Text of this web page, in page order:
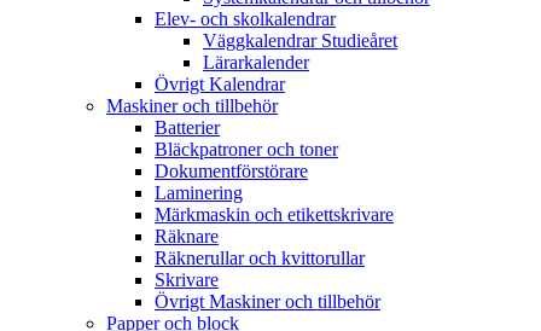
Elev- och skolkalendrar
Väggkalendrar Studieåret
Lärarkalender
Övrigt Kalendrar
Maskiner och tillbehör
Batterier
Bläckpatroner och toner
Dokumentförstörare
Laminering
Märkmaskin och etikettskrivare
Räknare
Räknerullar och kvittorullar
Skrivare
Övrigt Maskiner och tillbehör
Papper och block